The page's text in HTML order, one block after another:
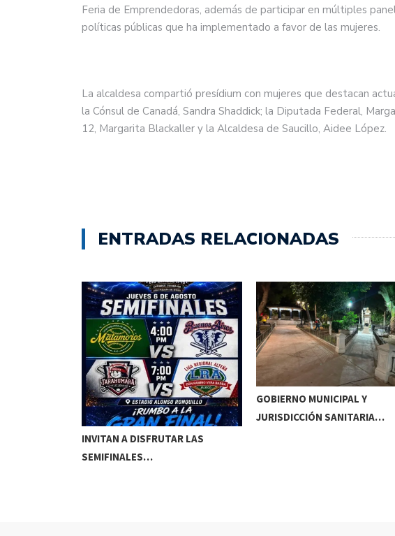
Feria de Emprendedoras, además de participar en múltiples
políticas públicas que ha implementado a favor de las mujeres.
La alcaldesa compartió presídium con mujeres que destacan
la Cónsul de Canadá, Sandra Shaddick; la Diputada Federal,
12, Margarita Blackaller y la Alcaldesa de Saucillo, Aidee López.
ENTRADAS RELACIONADAS
INVITAN A DISFRUTAR LAS
SEMIFINALES…
GOBIERNO MUNICIPAL Y
JURISDICCIÓN SANITARIA…